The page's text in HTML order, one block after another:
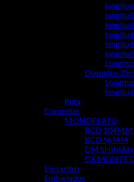
Diametro
Ruta
Coronillas
MONOPLATO
BCD 104MM
BCD 96MM
DM
DX MONTE
Eje centro
Embielados